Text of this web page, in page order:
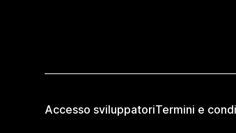
Accesso sviluppatoriTermini e